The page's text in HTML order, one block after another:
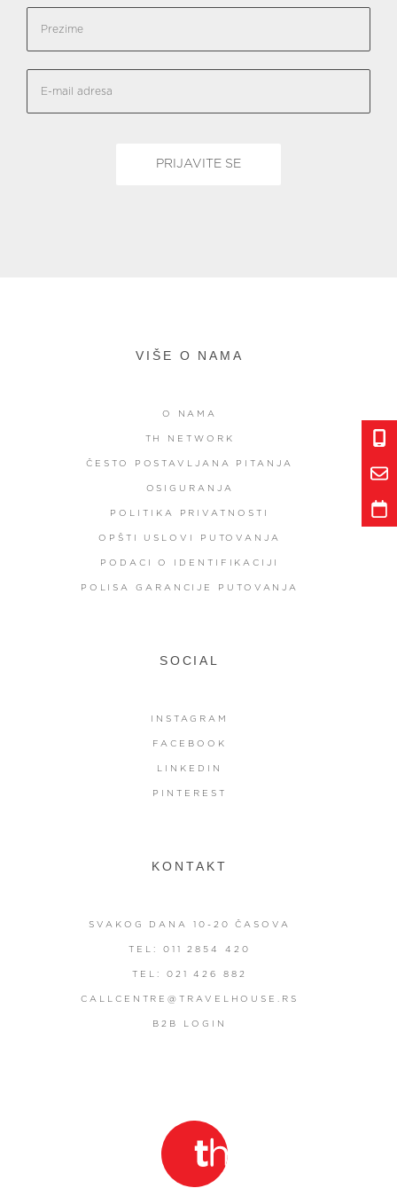
VIŠE O NAMA
O NAMA
TH NETWORK
ČESTO POSTAVLJANA PITANJA
OSIGURANJA
POLITIKA PRIVATNOSTI
OPŠTI USLOVI PUTOVANJA
PODACI O IDENTIFIKACIJI
POLISA GARANCIJE PUTOVANJA
SOCIAL
INSTAGRAM
FACEBOOK
LINKEDIN
PINTEREST
KONTAKT
SVAKOG DANA 10-20 ČASOVA
TEL: 011 2854 420
TEL: 021 426 882
CALLCENTRE@TRAVELHOUSE.RS
B2B LOGIN